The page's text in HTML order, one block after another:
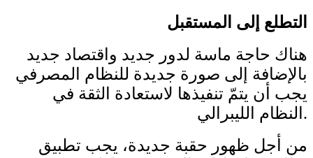
التطلع إلى المستقبل
هناك حاجة ماسة لدور جديد واقتصاد جديد
بالإضافة إلى صورة جديدة للنظام المصرفي
يجب أن يتمّ تنفيذها لاستعادة الثقة في
النظام الليبرالي.
من أجل ظهور حقبة جديدة، يجب تطبيق